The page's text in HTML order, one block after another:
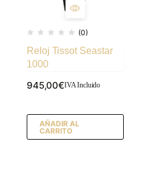
(0)
Reloj Tissot Seastar
1000
945,00€IVA Incluido
AÑADIR AL
CARRITO